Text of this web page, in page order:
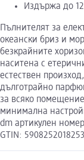
Издържа до
Пълнителят за
океански бриз и
безкрайните
наситена с
естествен
дълготрайно
за всяко
минимална
dm артикулен
GTIN: 5908252018253